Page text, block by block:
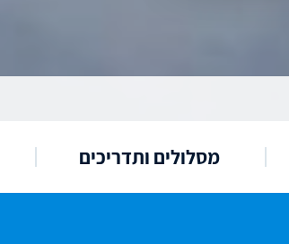
מסלולים ותדריכים